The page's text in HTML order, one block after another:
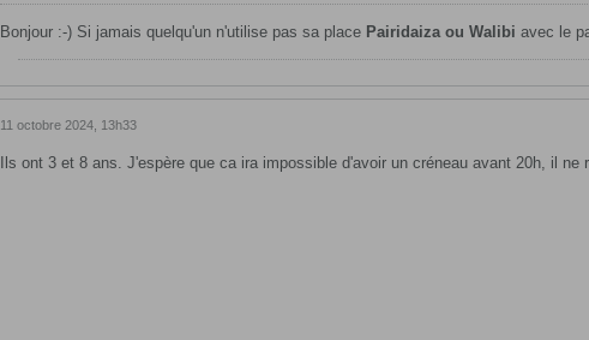
Bonjour :-) Si jamais quelqu'un n'utilise pas sa place Pairidaiza ou Walibi avec le
11 octobre 2024, 13h33
Ils ont 3 et 8 ans. J'espère que ca ira impossible d'avoir un créneau avant 20h, il